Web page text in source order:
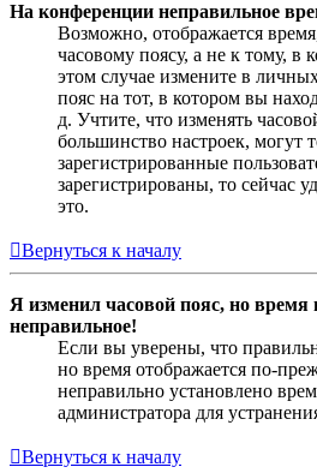
На конференции неправильное
Возможно, отображается
часовому поясу, а не к тому, в
этом случае измените в
пояс на тот, в котором вы
д. Учтите, что изменять
большинство настроек, могут
зарегистрированные
зарегистрированы, то сейчас
это.
Вернуться к началу
Я изменил часовой пояс, но время
неправильное!
Если вы уверены, что
но время отображается по-
неправильно установлено
администратора для
Вернуться к началу